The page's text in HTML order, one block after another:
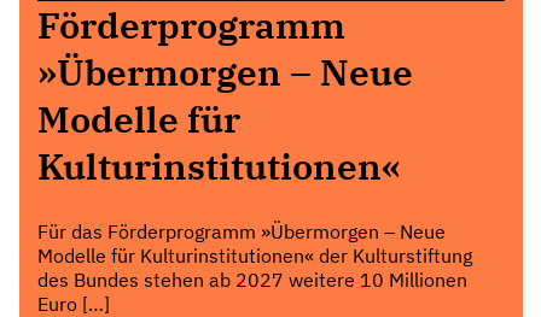
Förderprogramm
»Übermorgen – Neue
Modelle für
Kulturinstitutionen«
Für das Förderprogramm »Übermorgen – Neue
Modelle für Kulturinstitutionen« der Kulturstiftung
des Bundes stehen ab 2027 weitere 10 Millionen
Euro […]